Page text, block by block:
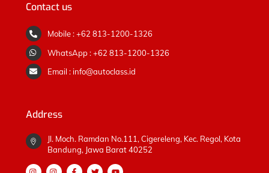
Contact us
Mobile : +62 813-1200-1326
WhatsApp : +62 813-1200-1326
Email : info@autoclass.id
Address
Jl. Moch. Ramdan No.111, Cigereleng, Kec. Regol, Kota
Bandung, Jawa Barat 40252